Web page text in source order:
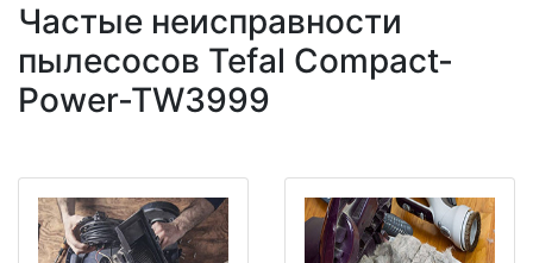
Частые неисправности
пылесосов Tefal Compact-
Power-TW3999